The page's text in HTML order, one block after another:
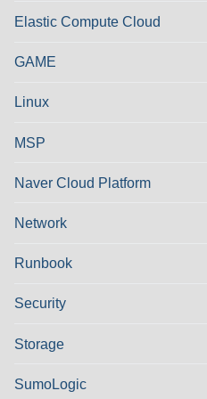
Elastic Compute Cloud
GAME
Linux
MSP
Naver Cloud Platform
Network
Runbook
Security
Storage
SumoLogic